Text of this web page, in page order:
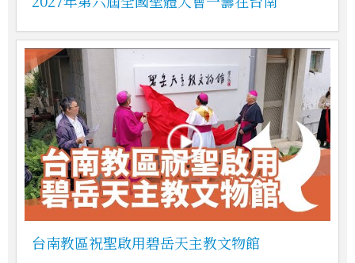
台南教區祝聖啟用碧岳天主教文物館